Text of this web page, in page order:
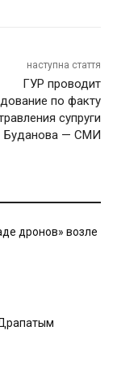
наступна стаття
ГУР проводит
по факту
супруги
Буданова — СМИ
дронов» возле